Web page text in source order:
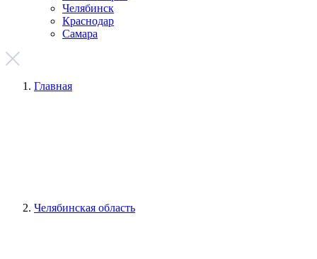
Челябинск
Краснодар
Самара
Главная
Челябинская область